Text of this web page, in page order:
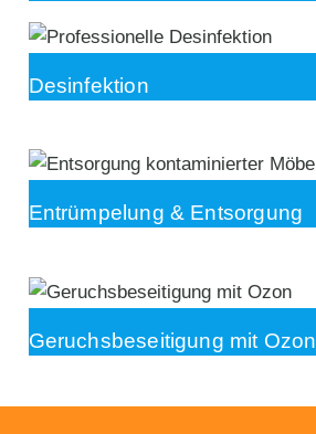
Desinfektion
Entrümpelung & Entsorgung
Geruchsbeseitigung mit Ozon